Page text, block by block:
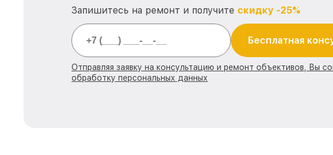
Запишитесь на ремонт и получите скидку -25%
Бесплатная
Отправляя заявку на консультацию и ремонт объективов, Вы
обработку персональных данных